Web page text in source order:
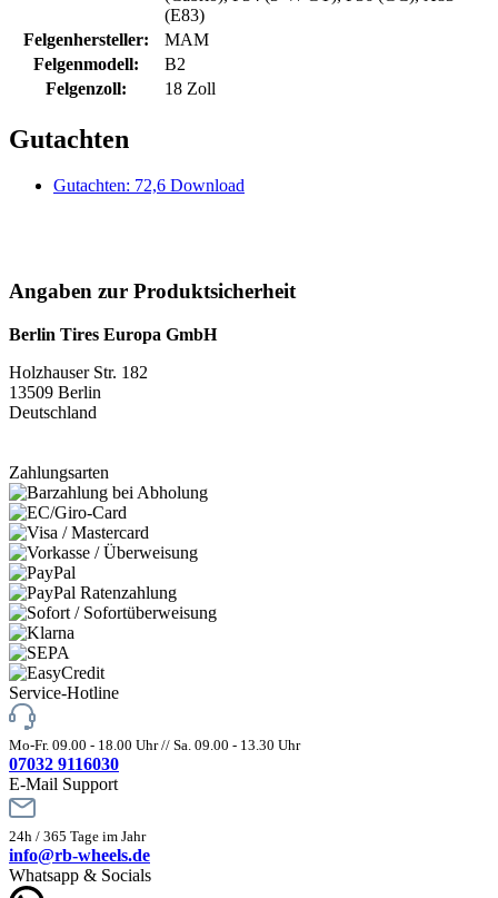
(E83)
Felgenhersteller:
MAM
Felgenmodell:
B2
Felgenzoll:
18 Zoll
Gutachten
Gutachten: 72,6 Download
Angaben zur Produktsicherheit
Berlin Tires Europa GmbH
Holzhauser Str. 182
13509 Berlin
Deutschland
Zahlungsarten
Service-Hotline
Mo-Fr. 09.00 - 18.00 Uhr // Sa. 09.00 - 13.30 Uhr
07032 9116030
E-Mail Support
24h / 365 Tage im Jahr
info@rb-wheels.de
Whatsapp & Socials